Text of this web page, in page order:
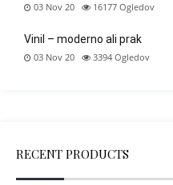
03 Nov 20 16177 Ogledov
Vinil – moderno ali prak
03 Nov 20 3394 Ogledov
RECENT PRODUCTS